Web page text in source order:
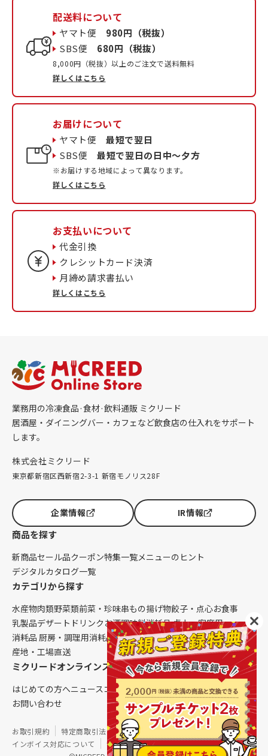
配送料について
ヤマト便 980円（税抜）
SBS便 680円（税抜）
8,000円（税抜）以上のご注文で送料無料
詳しくはこちら
お届けについて
ヤマト便最短で翌日
SBS便最短で翌日の日中〜夕方
※お届けする地域によって異なります。
詳しくはこちら
お支払いについて
代金引換
クレシットカード決済
月締め請求書払い
詳しくはこちら
業務用の冷凍食品·食材·飲料通販 ミクリード
居酒屋・ダイニングバー・カフェなど飲食店の仕入れをサポート
します。
株式会社ミクリード
東京都新宿区西新宿2-3-1 新宿モノリス28F
企業情報 IR情報
商品を探す
新商品セール品クーポン特集一覧メニューのヒント
デジタルカタログ一覧
カテゴリから探す
水産物肉類野菜類前菜・珍味串もの揚げ物餃子・点心お食事
乳製品デザート ドリンク お酒調味料消耗品 卓上・客席用
消耗品 厨房・調理用消耗品 クレンリネス生鮮品（配送便限定）
産地・工場直送
ミクリードオンラインストアについて
はじめての方へニュースコラムご利用ガイド会社概要
お問い合わせ
お取引規約 特定商取引法に基づく表記
個人情報保護方針
インボイス対応について
サイトマップ